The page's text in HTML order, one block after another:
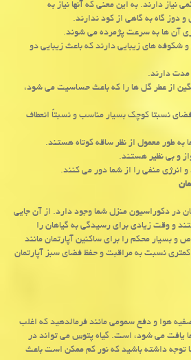
نیاز دارند. به این معنی که آنها نیاز به
دوز گاه به گاهی از کود ندارند.
آن ها به سرعت پژمرده می شوند.
و شکوفه های زیبایی دارند که باعث زیبایی دو
مدت دارند.
از عطر گل ها را که باعث حساسیت می شود،
نسبتا کوچک بسیار مناسب و نسبتاً انعطاف
به طور معمول از نظر ساقه کوتاه هستند.
و بی نظیر هستند.
انرژی منفی را از شما دور می کنند.
در دکوراسیون منزل شما وجود دارد. از آن جایی
و وقت زیادی برای رسیدگی به گیاهان را
و بسیار محکم را برای ساکنین آپارتمان مانند
کمتری نسبت به مراقبت و حفظ فضای سبز آپارتمان
هوا و دفع سمومی مانند فرمالدهید که اغلب
یافت می شود، است. گیاه پتوس می تواند در
توجه داشته باشید که نور کم ممکن است باعث